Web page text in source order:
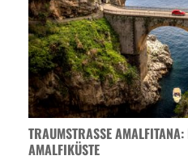
TRAUMSTRASSE AMALFITANA:
MALFIKÜSTE